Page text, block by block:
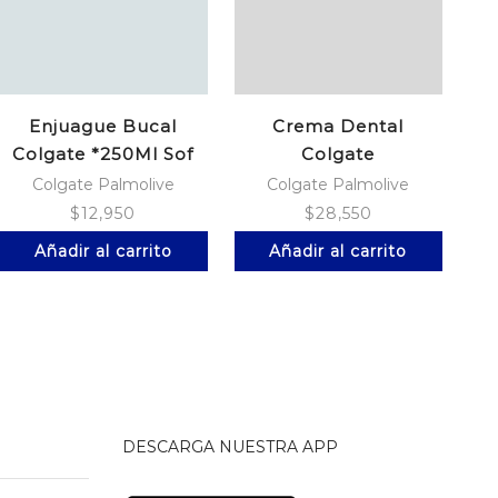
Enjuague Bucal
Colgate *250Ml Sof
Mint
Colgate Palmolive
$12,950
Añadir al carrito
Crema Dental
Colgate
Tripl/Acc*100*3Spri
Colgate Palmolive
$28,550
Añadir al carrito
DESCARGA NUESTRA APP